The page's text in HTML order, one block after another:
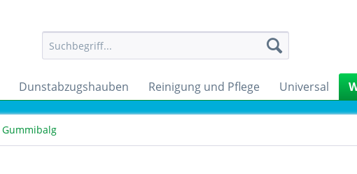
Dunstabzugshauben Reinigung und Pflege Universal
Gummibalg